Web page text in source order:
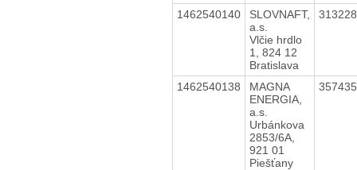
1462540140
SLOVNAFT,
a.s.
Vlčie hrdlo
1, 824 12
Bratislava
1462540138
MAGNA
ENERGIA,
a.s.
Urbánkova
2853/6A,
921 01
Piešťany